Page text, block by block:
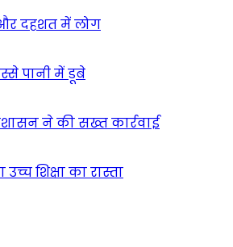
और दहशत में लोग
पानी में डूबे
ने की सख्त कार्रवाई
शिक्षा का रास्ता